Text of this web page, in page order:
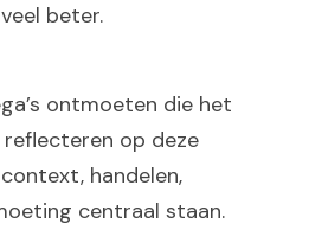
beter.
ontmoeten die het
op deze
handelen,
centraal staan.